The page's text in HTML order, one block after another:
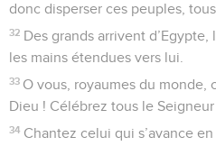
donc disperser ces peuples,
32 Des grands arrivent d’Egypte,
les mains étendues vers lui.
33 O vous, royaumes du monde,
Dieu ! Célébrez tous le Seigneur
34 Chantez celui qui s’avance